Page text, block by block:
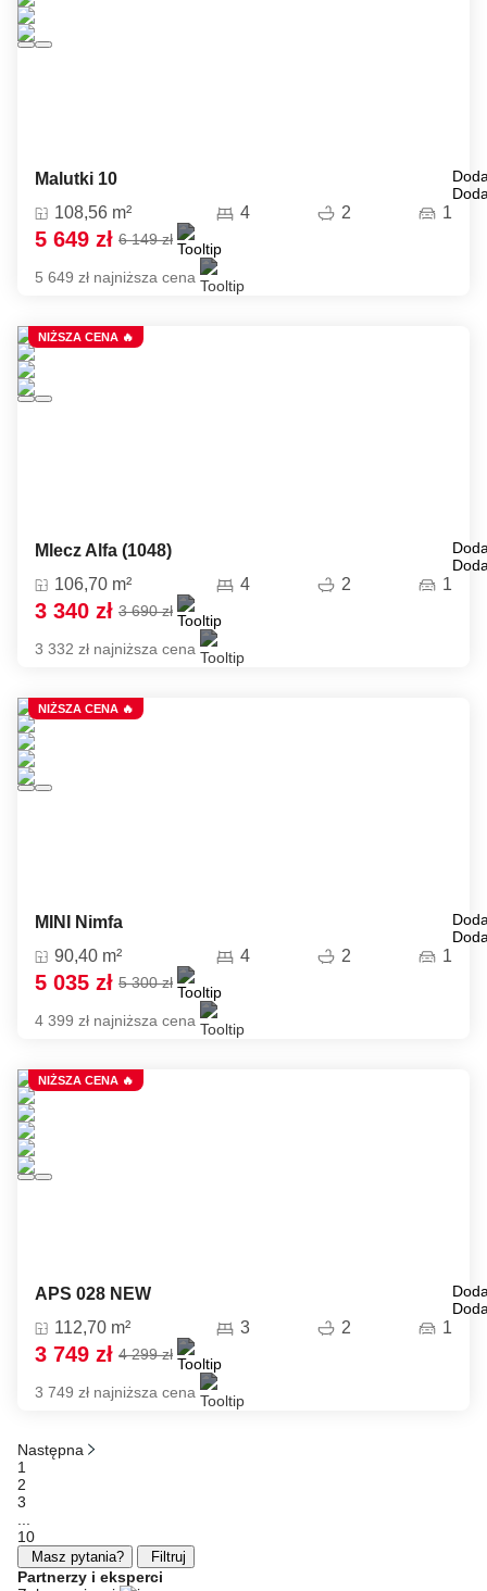
Malutki 10
108,56 m² 4 2 1
5 649 zł 6 149 zł
5 649 zł najniższa cena
Mlecz Alfa (1048)
106,70 m² 4 2 1
3 340 zł 3 690 zł
3 332 zł najniższa cena
NIŻSZA CENA 🔥
MINI Nimfa
90,40 m² 4 2 1
5 035 zł 5 300 zł
4 399 zł najniższa cena
NIŻSZA CENA 🔥
APS 028 NEW
112,70 m² 3 2 1
3 749 zł 4 299 zł
3 749 zł najniższa cena
NIŻSZA CENA 🔥
Następna
1
2
3
10
Masz pytania? Filtruj
Partnerzy i eksperci